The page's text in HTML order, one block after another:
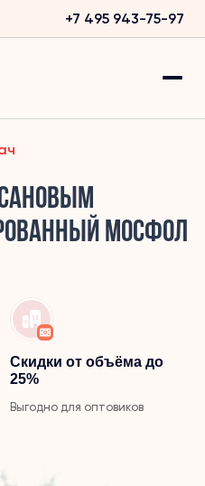
+7 495 943-75-97
МОСФОЛ
Скидки от объёма до
25%
Выгодно для оптовиков